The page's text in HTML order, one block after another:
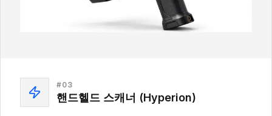
#03
핸드헬드 스캐너 (Hyperion)